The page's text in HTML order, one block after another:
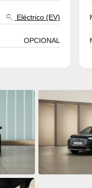
Eléctrico (EV)
OPCIONAL